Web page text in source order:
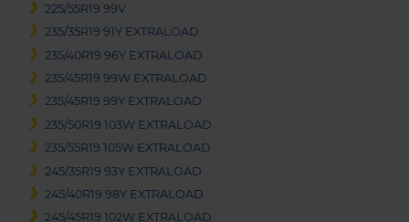
225/55R19 99V
235/35R19 91Y EXTRALOAD
235/40R19 96Y EXTRALOAD
235/45R19 99W EXTRALOAD
235/45R19 99Y EXTRALOAD
235/50R19 103W EXTRALOAD
235/55R19 105W EXTRALOAD
245/35R19 93Y EXTRALOAD
245/40R19 98Y EXTRALOAD
245/45R19 102W EXTRALOAD